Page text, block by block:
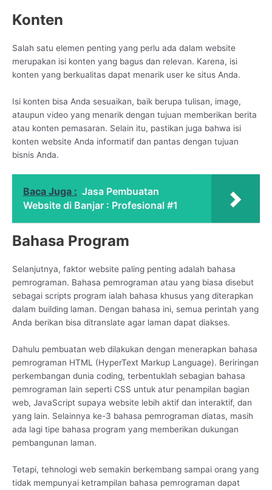
Konten
Salah satu elemen penting yang perlu ada dalam website
merupakan isi konten yang bagus dan relevan. Karena, isi
konten yang berkualitas dapat menarik user ke situs Anda.
Isi konten bisa Anda sesuaikan, baik berupa tulisan, image,
ataupun video yang menarik dengan tujuan memberikan berita
atau konten pemasaran. Selain itu, pastikan juga bahwa isi
konten website Anda informatif dan pantas dengan tujuan
bisnis Anda.
Baca Juga : Jasa Pembuatan
Website di Banjar : Profesional #1
Bahasa Program
Selanjutnya, faktor website paling penting adalah bahasa
pemrograman. Bahasa pemrograman atau yang biasa disebut
sebagai scripts program ialah bahasa khusus yang diterapkan
dalam building laman. Dengan bahasa ini, semua perintah yang
Anda berikan bisa ditranslate agar laman dapat diakses.
Dahulu pembuatan web dilakukan dengan menerapkan bahasa
pemrograman HTML (HyperText Markup Language). Beriringan
perkembangan dunia coding, terbentuklah sebagian bahasa
pemrograman lain seperti CSS untuk atur penampilan bagian
web, JavaScript supaya website lebih aktif dan interaktif, dan
yang lain. Selainnya ke-3 bahasa pemrograman diatas, masih
ada lagi tipe bahasa program yang memberikan dukungan
pembangunan laman.
Tetapi, tehnologi web semakin berkembang sampai orang yang
tidak mempunyai ketrampilan bahasa pemrograman dapat